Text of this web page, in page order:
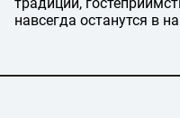
навсегда останутся в